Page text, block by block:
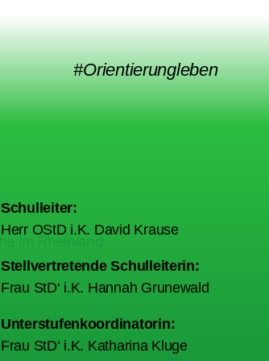
#Orientierungleben
Schulleiter:
Herr OStD i.K. David Krause
Stellvertretende Schulleiterin:
Frau StD‘ i.K. Hannah Grunewald
Unterstufenkoordinatorin:
Frau StD‘ i.K. Katharina Kluge